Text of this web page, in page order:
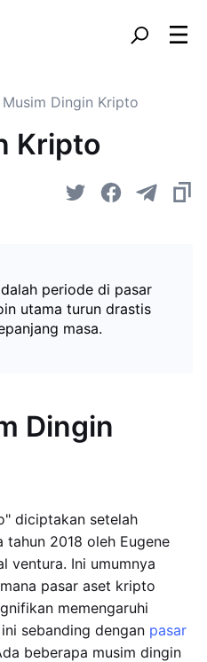
Musim Dingin Kripto
Kripto
periode di pasar
utama turun drastis
masa.
Dingin
diciptakan setelah
2018 oleh Eugene
ventura. Ini umumnya
pasar aset kripto
memengaruhi
sebanding dengan pasar
beberapa musim dingin